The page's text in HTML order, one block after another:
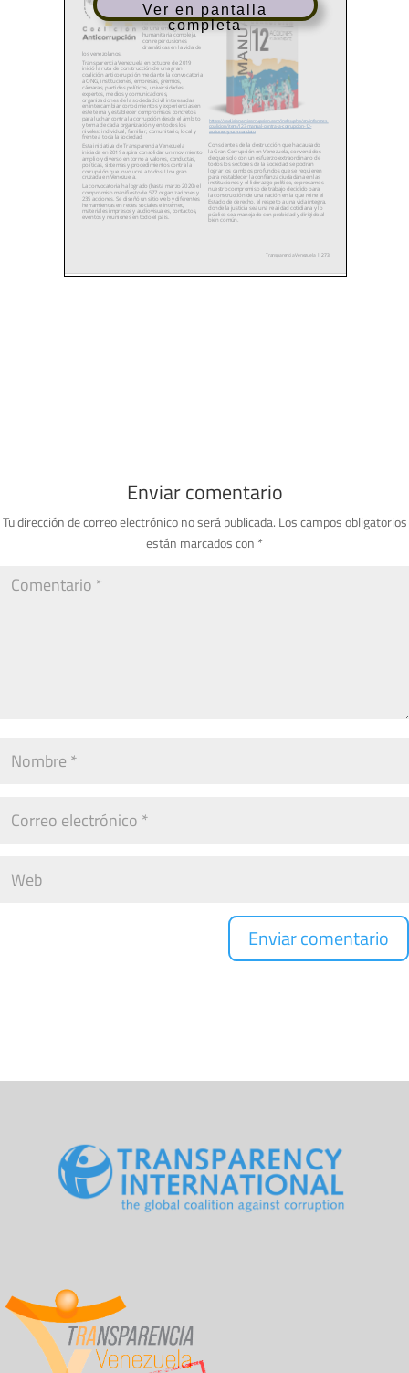
Ver en pantalla
completa
Enviar comentario
Tu dirección de correo electrónico no será publicada. Los campos obligatorios
están marcados con *